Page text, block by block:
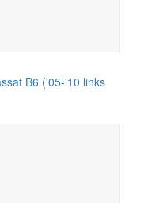
B6 ('05-'10 links